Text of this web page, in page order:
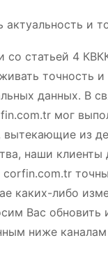
актуальность и
со статьей 4
точность и
данных. В
мог
вытекающие из
наши
corfin.com.tr
каких-либо
Вас обновить
ниже каналам